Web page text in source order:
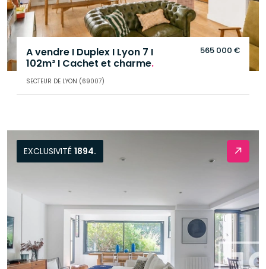
A vendre I Duplex I Lyon 7 I
102m² I Cachet et charme.
SECTEUR DE LYON (69007)
565 000 €
EXCLUSIVITÉ 1894.